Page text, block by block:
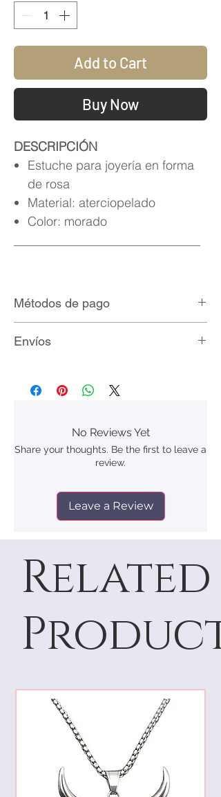
Add to Cart
Buy Now
DESCRIPCIÓN
Estuche para joyería en forma
de rosa
Material: aterciopelado
Color: morado
Métodos de pago
MercadoPago
Envíos
Fedex, DHL, UPS y Redpack.
No Reviews Yet
Share your thoughts. Be the first to leave a
review.
Leave a Review
Related
Products